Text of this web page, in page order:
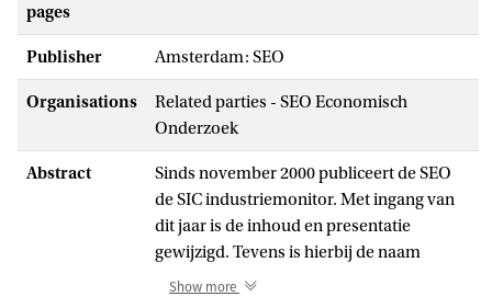
pages
Publisher Amsterdam: SEO
Organisations
Related parties - SEO Economisch
Onderzoek
Abstract
Sinds november 2000 publiceert de SEO
de SIC industriemonitor. Met ingang van
dit jaar is de inhoud en presentatie
gewijzigd. Tevens is hierbij de naam
gewijzigd in ‘trends in de industrie’. Net als
Show more